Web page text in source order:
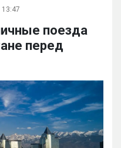
13:47
поезда
перед